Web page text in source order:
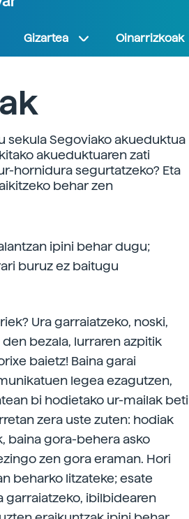
Gizartea Oinarrizkoak
sekula Segoviako akueduktua
akueduktuaren zati
hornidura segurtatzeko? Eta
behar zen
ipini behar dugu;
buruz ez baitugu
Ura garraiatzeko, noski,
bezala, lurraren azpitik
baietz! Baina garai
legea ezagutzen,
bi hodietako ur-mailak beti
zera uste zuten: hodiak
baina gora-behera asko
zen gora eraman. Hori
beharko litzateke; esate
ibilbidearen